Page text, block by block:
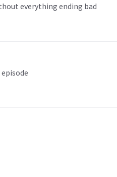
everything ending bad